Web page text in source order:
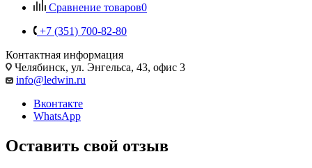
Сравнение товаров0
+7 (351) 700-82-80
Контактная информация
Челябинск, ул. Энгельса, 43, офис 3
info@ledwin.ru
Вконтакте
WhatsApp
Оставить свой отзыв